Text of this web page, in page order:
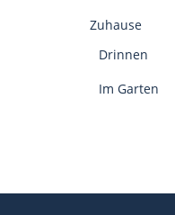
Zuhause
Drinnen
Im Garten